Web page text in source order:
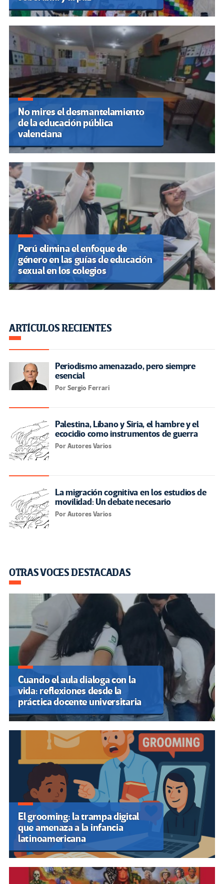
No mires el desmantelamiento
de la educación pública
valenciana
Perú elimina el enfoque de
género en las guías de educación
sexual en los colegios
ARTÍCULOS RECIENTES
Periodismo amenazado, pero siempre
esencial
Por Sergio Ferrari
Palestina, Líbano y Siria, el hambre y el
ecocidio como instrumentos de guerra
Por Autores Varios
La migración cognitiva en los estudios de
movilidad: Un debate necesario
Por Autores Varios
OTRAS VOCES DESTACADAS
Cuando el aula dialoga con la
vida: reflexiones desde la
práctica docente universitaria
El grooming: la trampa digital
que amenaza a la infancia
latinoamericana